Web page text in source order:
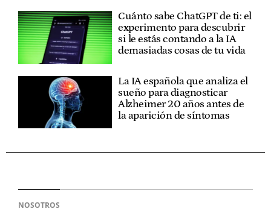
Cuánto sabe ChatGPT de ti: el
experimento para descubrir
si le estás contando a la IA
demasiadas cosas de tu vida
La IA española que analiza el
sueño para diagnosticar
Alzheimer 20 años antes de
la aparición de síntomas
NOSOTROS